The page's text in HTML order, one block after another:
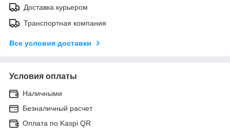
Доставка курьером
Транспортная компания
Все условия доставки
Условия оплаты
Наличными
Безналичный расчет
Оплата по Kaspi QR